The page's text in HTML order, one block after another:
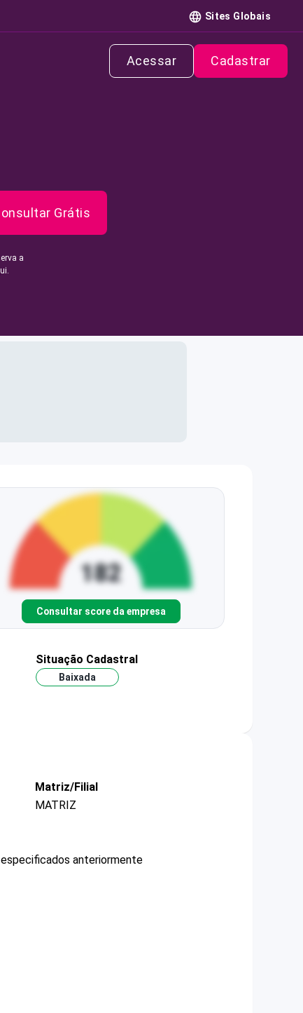
Sites Globais
Acessar Cadastrar
Grátis
a
Consultar score da empresa
Situação Cadastral
Baixada
Matriz/Filial
MATRIZ
anteriormente